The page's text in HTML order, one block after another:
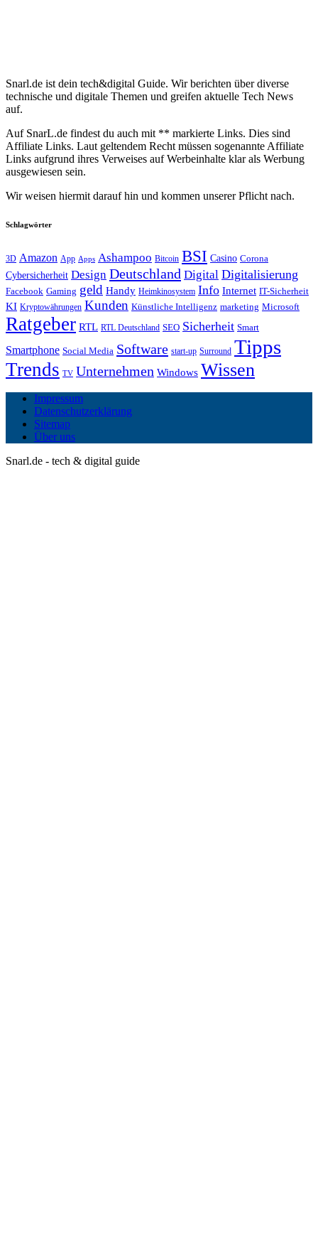
Snarl.de ist dein tech&digital Guide. Wir berichten über diverse
technische und digitale Themen und greifen aktuelle Tech News
auf.
Auf SnarL.de findest du auch mit ** markierte Links. Dies sind
Affiliate Links. Laut geltendem Recht müssen sogenannte Affiliate
Links aufgrund ihres Verweises auf Werbeinhalte klar als Werbung
ausgewiesen sein.
Wir weisen hiermit darauf hin und kommen unserer Pflicht nach.
Schlagwörter
3D Amazon App Apps Ashampoo Bitcoin BSI Casino Corona
Cybersicherheit Design Deutschland Digital Digitalisierung
Facebook Gaming geld Handy Heimkinosystem Info Internet IT-Sicherheit
KI Kryptowährungen Kunden Künstliche Intelligenz marketing Microsoft
Ratgeber RTL RTL Deutschland SEO Sicherheit Smart
Smartphone Social Media Software start-up Surround Tipps
Trends TV Unternehmen Windows Wissen
Impressum
Datenschutzerklärung
Sitemap
Über uns
Snarl.de - tech & digital guide